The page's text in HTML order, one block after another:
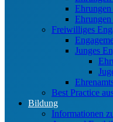
Freiwilliges
Junges
Best Practice
Bildung
Informationen